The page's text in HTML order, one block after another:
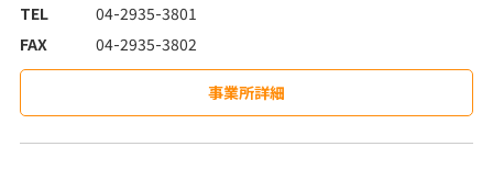
TEL
04-2935-3801
FAX
04-2935-3802
事業所詳細